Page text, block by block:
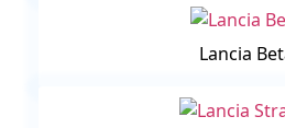
Lancia